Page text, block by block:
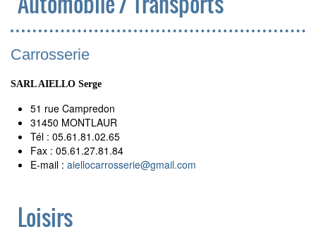
Carrosserie
SARL AIELLO Serge
51 rue Campredon
31450 MONTLAUR
Tél : 05.61.81.02.65
Fax : 05.61.27.81.84
E-mail : aiellocarrosserie@gmail.com
Loisirs